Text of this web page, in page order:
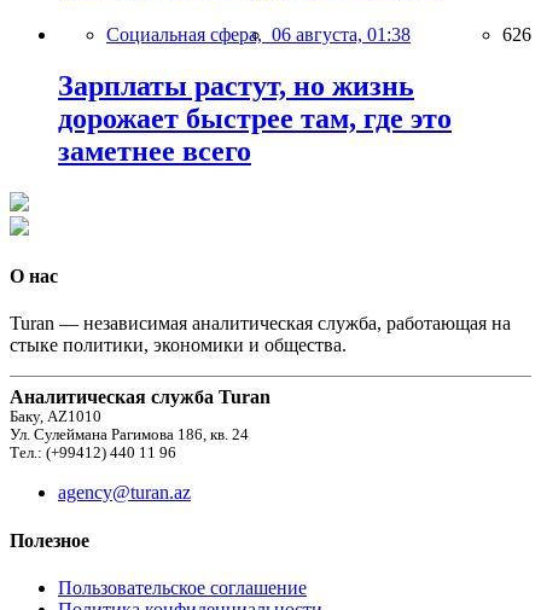
Социальная сфера, 06 августа, 01:38 626
Зарплаты растут, но жизнь
дорожает быстрее там, где это
заметнее всего
О нас
Turan — независимая аналитическая служба, работающая на
стыке политики, экономики и общества.
Аналитическая служба Turan
Баку, AZ1010
Ул. Сулеймана Рагимова 186, кв. 24
Тел.: (+99412) 440 11 96
agency@turan.az
Полезное
Пользовательское соглашение